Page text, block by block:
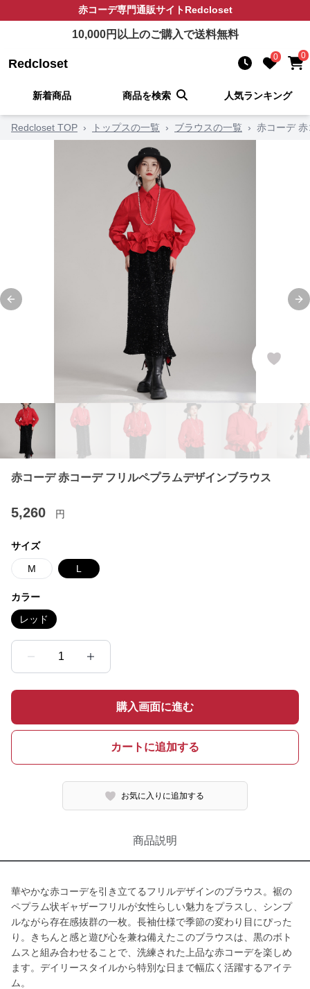
赤コーデ専門通販サイトRedcloset
10,000円以上のご購入で送料無料
Redcloset 0 0
新着商品 商品を検索 人気ランキング
Redcloset TOP › トップスの一覧 › ブラウスの一覧 › 赤コーデ
Previous slide
赤コーデ 赤コーデ フリルペプラムデザインブラウス
5,260 円
サイズ
M L
カラー
レッド
1
購入画面に進む
カートに追加する
お気に入りに追加する
商品説明
華やかな赤コーデを引き立てるフリルデザインのブラウス。裾の
ペプラム状ギャザーフリルが女性らしい魅力をプラスし、シンプ
ルながら存在感抜群の一枚。長袖仕様で季節の変わり目にぴった
り。きちんと感と遊び心を兼ね備えたこのブラウスは、黒のボト
ムスと組み合わせることで、洗練された上品な赤コーデを楽しめ
ます。デイリースタイルから特別な日まで幅広く活躍するアイテ
ム。